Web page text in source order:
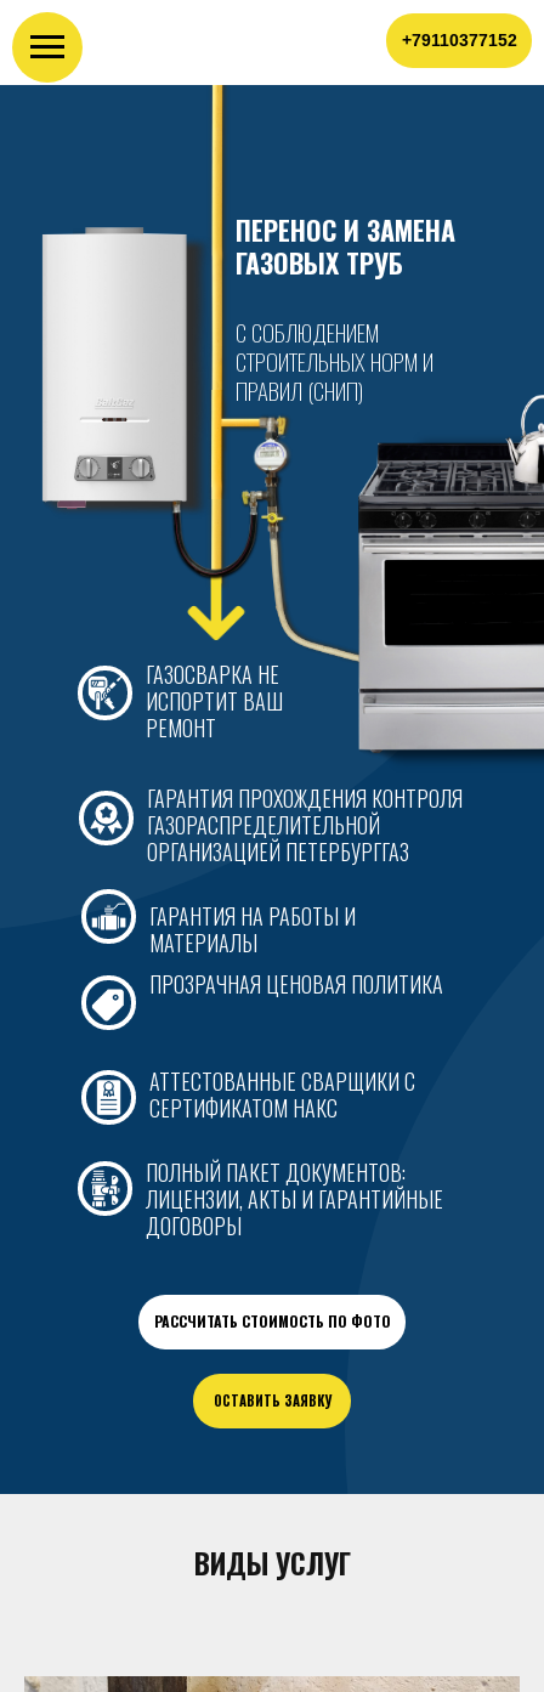
+79110377152
ПЕРЕНОС И ЗАМЕНА
ГАЗОВЫХ ТРУБ
С СОБЛЮДЕНИЕМ
СТРОИТЕЛЬНЫХ НОРМ И
ПРАВИЛ (СНИП)
ПОЛНЫЙ ПАКЕТ ДОКУМЕНТОВ:
ЛИЦЕНЗИИ, АКТЫ И ГАРАНТИЙНЫЕ
ДОГОВОРЫ
ГАРАНТИЯ ПРОХОЖДЕНИЯ КОНТРОЛЯ
ГАЗОРАСПРЕДЕЛИТЕЛЬНОЙ
ОРГАНИЗАЦИЕЙ ПЕТЕРБУРГГАЗ
АТТЕСТОВАННЫЕ СВАРЩИКИ С
СЕРТИФИКАТОМ НАКС
ОСТАВИТЬ ЗАЯВКУ
РАССЧИТАТЬ СТОИМОСТЬ ПО ФОТО
ГАЗОСВАРКА НЕ
ИСПОРТИТ ВАШ
РЕМОНТ
ГАРАНТИЯ НА РАБОТЫ И
МАТЕРИАЛЫ
ПРОЗРАЧНАЯ ЦЕНОВАЯ ПОЛИТИКА
ВИДЫ УСЛУГ